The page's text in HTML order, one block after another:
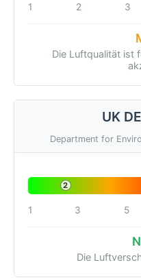
1 2 3
Die Luftqualität ist
UK
Department for
2
1 3 5
Die